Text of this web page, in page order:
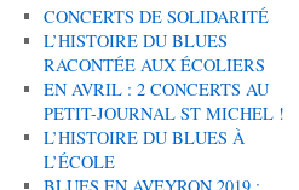
CONCERTS DE SOLIDARITÉ
L’HISTOIRE DU BLUES
RACONTÉE AUX ÉCOLIERS
EN AVRIL : 2 CONCERTS AU
PETIT-JOURNAL ST MICHEL !
L’HISTOIRE DU BLUES À
L’ÉCOLE